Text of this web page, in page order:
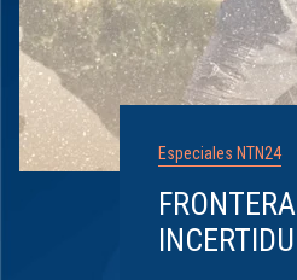
Especiales NTN24